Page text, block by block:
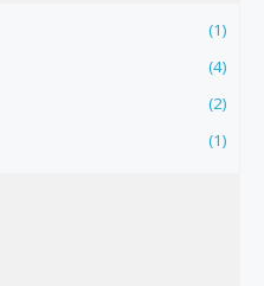
(1)
(4)
(2)
(1)